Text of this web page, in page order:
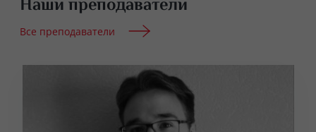
Наши преподаватели
Все преподаватели